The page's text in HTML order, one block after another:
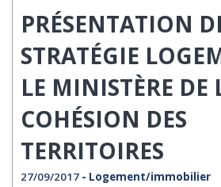
PRÉSENTATION
STRATÉGIE
LE MINISTÈRE DE
COHÉSION DES
TERRITOIRES
27/09/2017 - Logement/immobilier